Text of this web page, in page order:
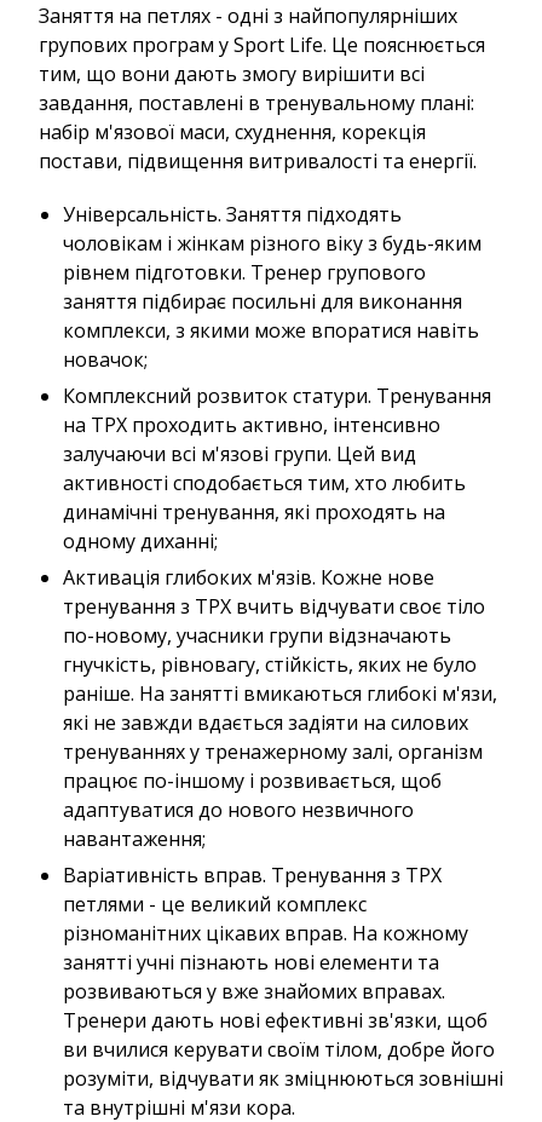
Заняття на петлях - одні з найпопулярніших
групових програм у Sport Life. Це пояснюється
тим, що вони дають змогу вирішити всі
завдання, поставлені в тренувальному плані:
набір м'язової маси, схуднення, корекція
постави, підвищення витривалості та енергії.
Універсальність. Заняття підходять
чоловікам і жінкам різного віку з будь-яким
рівнем підготовки. Тренер групового
заняття підбирає посильні для виконання
комплекси, з якими може впоратися навіть
новачок;
Комплексний розвиток статури. Тренування
на ТРХ проходить активно, інтенсивно
залучаючи всі м'язові групи. Цей вид
активності сподобається тим, хто любить
динамічні тренування, які проходять на
одному диханні;
Активація глибоких м'язів. Кожне нове
тренування з ТРХ вчить відчувати своє тіло
по-новому, учасники групи відзначають
гнучкість, рівновагу, стійкість, яких не було
раніше. На занятті вмикаються глибокі м'язи,
які не завжди вдається задіяти на силових
тренуваннях у тренажерному залі, організм
працює по-іншому і розвивається, щоб
адаптуватися до нового незвичного
навантаження;
Варіативність вправ. Тренування з ТРХ
петлями - це великий комплекс
різноманітних цікавих вправ. На кожному
занятті учні пізнають нові елементи та
розвиваються у вже знайомих вправах.
Тренери дають нові ефективні зв'язки, щоб
ви вчилися керувати своїм тілом, добре його
розуміти, відчувати як зміцнюються зовнішні
та внутрішні м'язи кора.